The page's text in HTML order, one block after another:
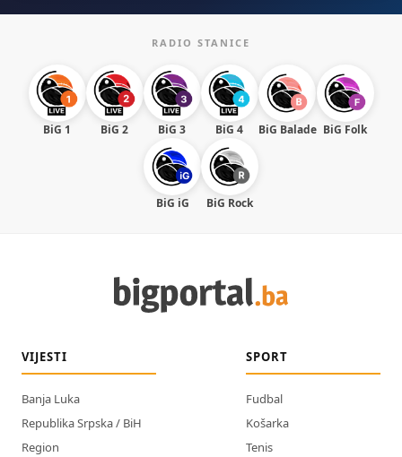
RADIO STANICE
BiG 1 BiG 2 BiG 3 BiG 4 BiG Balade BiG Folk
BiG iG BiG Rock
VIJESTI
Banja Luka
Republika Srpska / BiH
Region
SPORT
Fudbal
Košarka
Tenis